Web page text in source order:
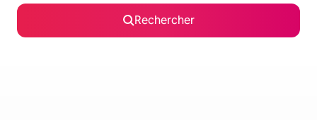
Rechercher